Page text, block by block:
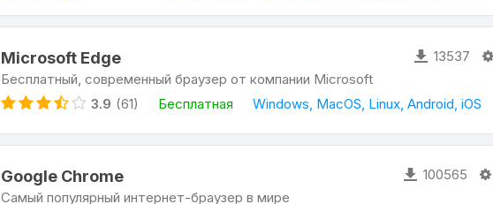
Microsoft Edge
Бесплатный, современный браузер от компании Microsoft
3.9 (61) Бесплатная Windows, MacOS, Linux, Android, iOS
13537
Google Chrome
Самый популярный интернет-браузер в мире
100565